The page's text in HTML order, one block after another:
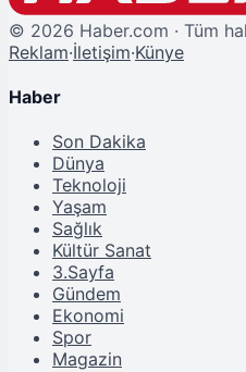
© 2026 Haber.com · Tüm
Reklam·İletişim·Künye
Haber
Son Dakika
Dünya
Teknoloji
Yaşam
Sağlık
Kültür Sanat
3.Sayfa
Gündem
Ekonomi
Spor
Magazin